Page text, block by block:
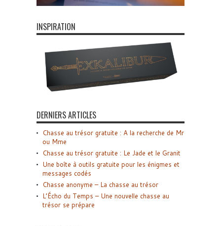
INSPIRATION
DERNIERS ARTICLES
Chasse au trésor gratuite : A la recherche de Mr
ou Mme
Chasse au trésor gratuite : Le Jade et le Granit
Une boîte à outils gratuite pour les énigmes et
messages codés
Chasse anonyme – La chasse au trésor
L’Écho du Temps – Une nouvelle chasse au
trésor se prépare